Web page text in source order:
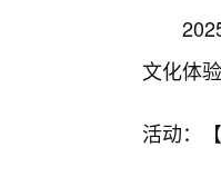
文化体
活动：【